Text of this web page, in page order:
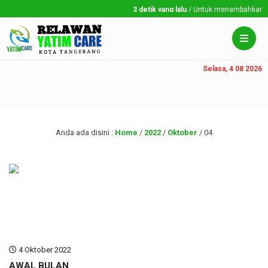
3 detik yang lalu/ Untuk menambahkan
Selasa, 4 08 2026
Anda ada disini : Home / 2022 / Oktober / 04
4 Oktober 2022
AWAL BULAN